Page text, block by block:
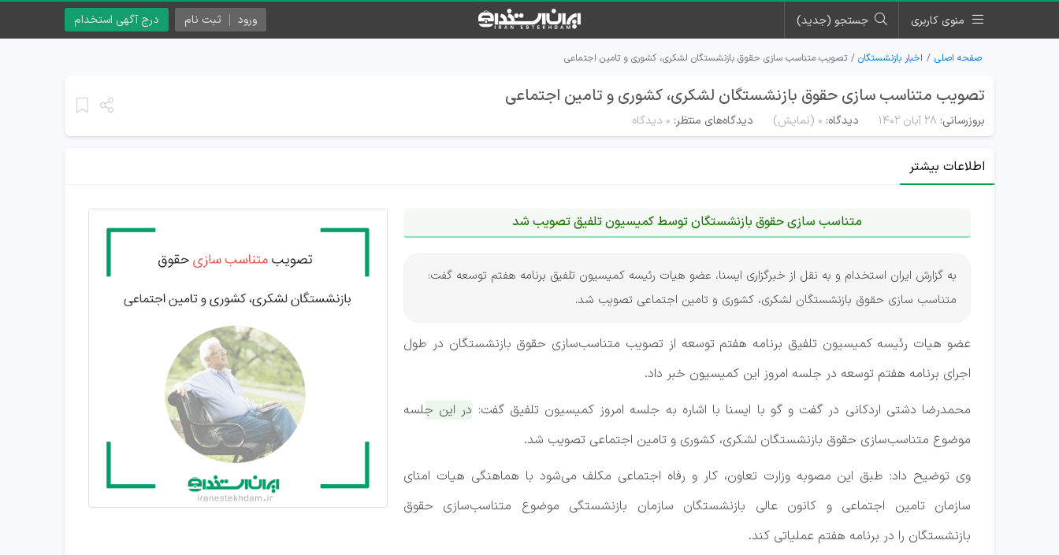
منوی کاربری جستجو (جدید) درج آگهی استخدام ورود ثبت نام
صفحه اصلی اخبار بازنشستگان تصویب متناسب سازی حقوق بازنشستگان لشکری، کشوری و تامین اجتماعی
تصویب متناسب سازی حقوق بازنشستگان لشکری، کشوری و تامین اجتماعی
بروزرسانی: ۲۸ آبان ۱۴۰۲ دیدگاه: 0 (نمایش) دیدگاه‌های منتظر: ۰ دیدگاه
اطلاعات بیشتر
متناسب سازی حقوق بازنشستگان توسط کمیسیون تلفیق تصویب شد
به گزارش ایران استخدام و به نقل از خبرگزاری ایسنا، عضو هیات رئیسه کمیسیون تلفیق برنامه هفتم توسعه گفت:
متناسب سازی حقوق بازنشستگان لشکری، کشوری و تامین اجتماعی تصویب شد.
عضو هیات رئیسه کمیسیون تلفیق برنامه هفتم توسعه از تصویب متناسب‌سازی حقوق بازنشستگان در طول
اجرای برنامه هفتم توسعه در جلسه امروز این کمیسیون خبر داد.
محمدرضا دشتی اردکانی در گفت و گو با ایسنا با اشاره به جلسه امروز کمیسیون تلفیق گفت: در این جلسه
موضوع متناسب‌سازی حقوق بازنشستگان لشکری، کشوری و تامین اجتماعی تصویب شد.
وی توضیح داد: طبق این مصوبه وزارت تعاون، کار و رفاه اجتماعی مکلف می‌شود با هماهنگی هیات امنای
سازمان تامین اجتماعی و کانون عالی بازنشستگان سازمان بازنشستگی موضوع متناسب‌سازی حقوق
بازنشستگان را در برنامه هفتم عملیاتی کند.